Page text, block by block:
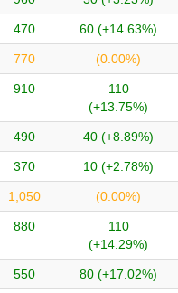
470 60 (+14.63%)
770 (0.00%)
910
110
(+13.75%)
490 40 (+8.89%)
370 10 (+2.78%)
1,050 (0.00%)
880
110
(+14.29%)
550 80 (+17.02%)
(-)
(-)